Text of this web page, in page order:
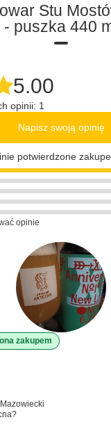
Stu
- puszka 440
5.00
opinii: 1
Napisz swoją opinię
potwierdzone
opinie
zakupem